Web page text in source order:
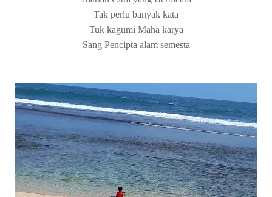
Tak perlu banyak kata
Tuk kagumi Maha karya
Sang Pencipta alam semesta